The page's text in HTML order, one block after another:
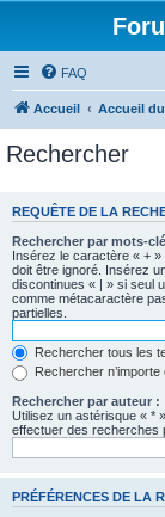
FAQ
Accueil Accueil
Rechercher
REQUÊTE DE LA
Rechercher par mots-
Insérez le caractère « +
doit être ignoré. Insérez
discontinues « | » si seul
comme métacaractère
partielles.
Rechercher tous les
Rechercher
Rechercher par auteur :
Utilisez un astérisque « *
effectuer des recherches
PRÉFÉRENCES DE LA